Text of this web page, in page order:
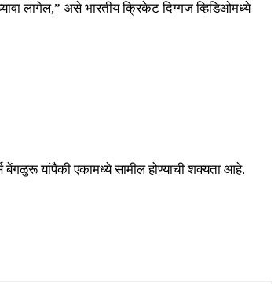
लागेल,” असे भारतीय क्रिकेट दिग्गज व्हिडिओमध्ये
यांपैकी एकामध्ये सामील होण्याची शक्यता आहे.